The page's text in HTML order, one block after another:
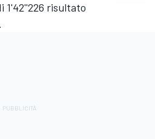
1'42''226 risultato